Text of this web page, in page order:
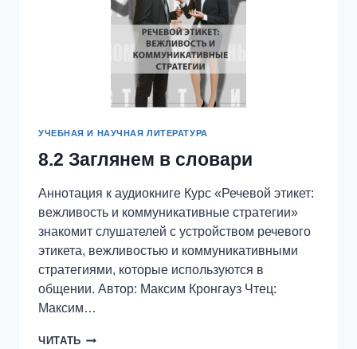
УЧЕБНАЯ И НАУЧНАЯ ЛИТЕРАТУРА
8.2 Заглянем в словари
Аннотация к аудиокниге Курс «Речевой этикет:
вежливость и коммуникативные стратегии»
знакомит слушателей с устройством речевого
этикета, вежливостью и коммуникативными
стратегиями, которые используются в
общении. Автор: Максим Кронгауз Чтец:
Максим…
ЧИТАТЬ 8.2